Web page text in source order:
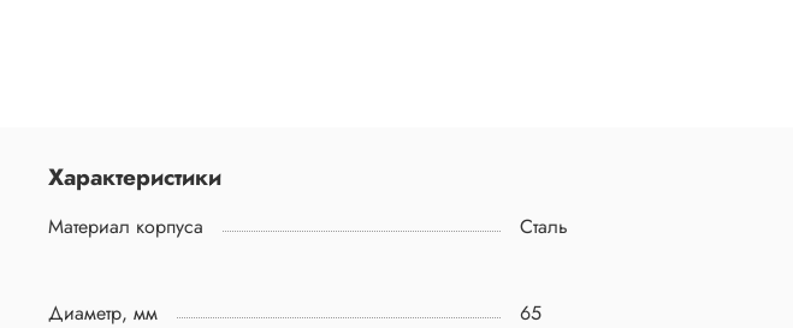
Характеристики
Материал корпуса Сталь
Диаметр, мм 65